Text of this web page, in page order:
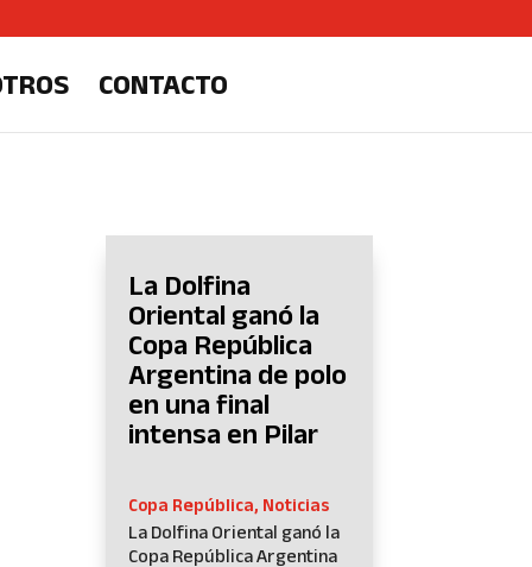
CONTACTO
La Dolfina
Oriental ganó la
Copa República
Argentina de polo
en una final
intensa en Pilar
Copa República, Noticias
La Dolfina Oriental ganó la
Copa República Argentina